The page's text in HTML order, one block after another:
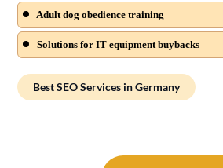
Adult dog obedience training
Solutions for IT equipment buybacks
Best SEO Services in Germany